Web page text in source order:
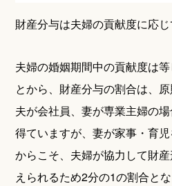
財産分与は夫婦の貢献度に応じ
夫婦の婚姻期間中の貢献度は
とから、財産分与の割合は、原
夫が会社員、妻が専業主婦の
得ていますが、妻が家事・育
からこそ、夫婦が協力して財
えられるため2分の1の割合とな